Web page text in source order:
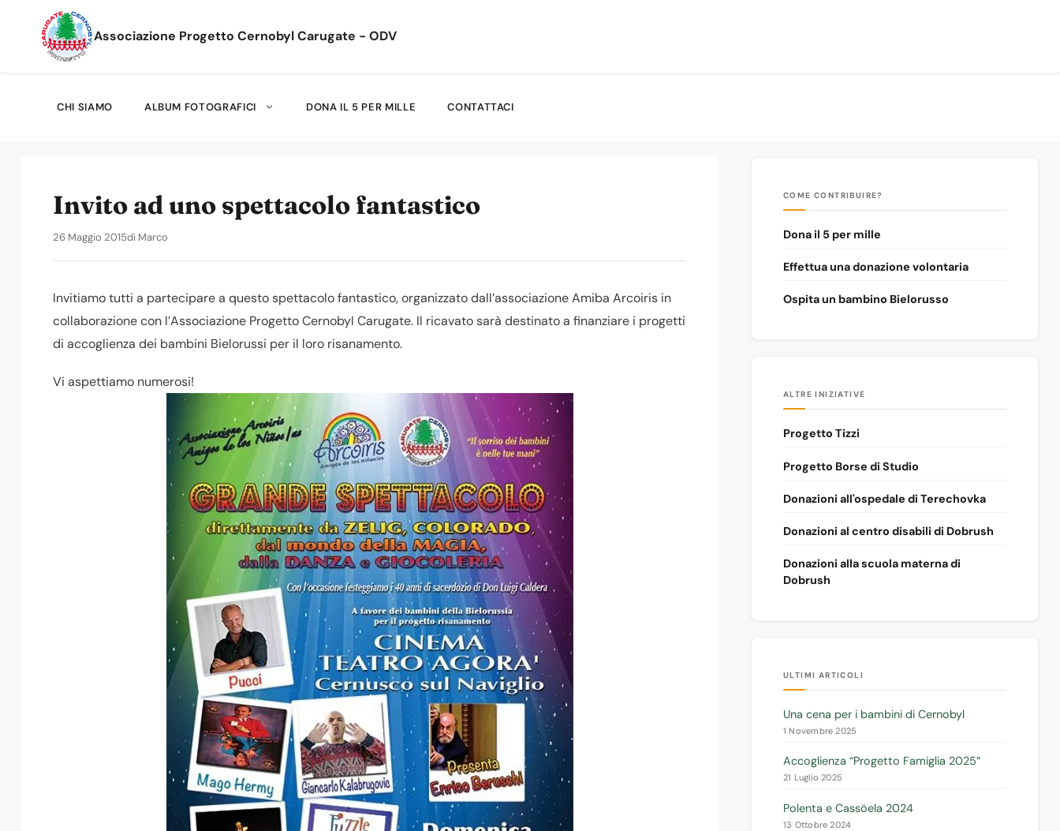
contenuto
Associazione Progetto Cernobyl Carugate - ODV
CHI SIAMO ALBUM FOTOGRAFICI DONA IL 5 PER MILLE CONTATTACI
Invito ad uno spettacolo fantastico
26 Maggio 2015di Marco
Invitiamo tutti a partecipare a questo spettacolo fantastico, organizzato dall’associazione Amiba Arcoiris in
collaborazione con l’Associazione Progetto Cernobyl Carugate. Il ricavato sarà destinato a finanziare i progetti
di accoglienza dei bambini Bielorussi per il loro risanamento.
Vi aspettiamo numerosi!
COME CONTRIBUIRE?
Dona il 5 per mille
Effettua una donazione volontaria
Ospita un bambino Bielorusso
ALTRE INIZIATIVE
Progetto Tizzi
Progetto Borse di Studio
Donazioni all'ospedale di Terechovka
Donazioni al centro disabili di Dobrush
Donazioni alla scuola materna di
Dobrush
ULTIMI ARTICOLI
Una cena per i bambini di Cernobyl
1 Novembre 2025
Accoglienza “Progetto Famiglia 2025”
21 Luglio 2025
Polenta e Cassöela 2024
13 Ottobre 2024